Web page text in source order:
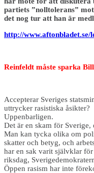
partiets ”nolltolerans”
det nog tur att han är
http://
Reinfeldt måste sparka
Accepterar Sveriges
uttrycker rasistiska åsikter?
Uppenbarligen.
Det är en skam för Sverige,
Man kan tycka olika om
skatter och betyg, och
har en sak varit självklar
riksdag,
Öppen rasism har inte